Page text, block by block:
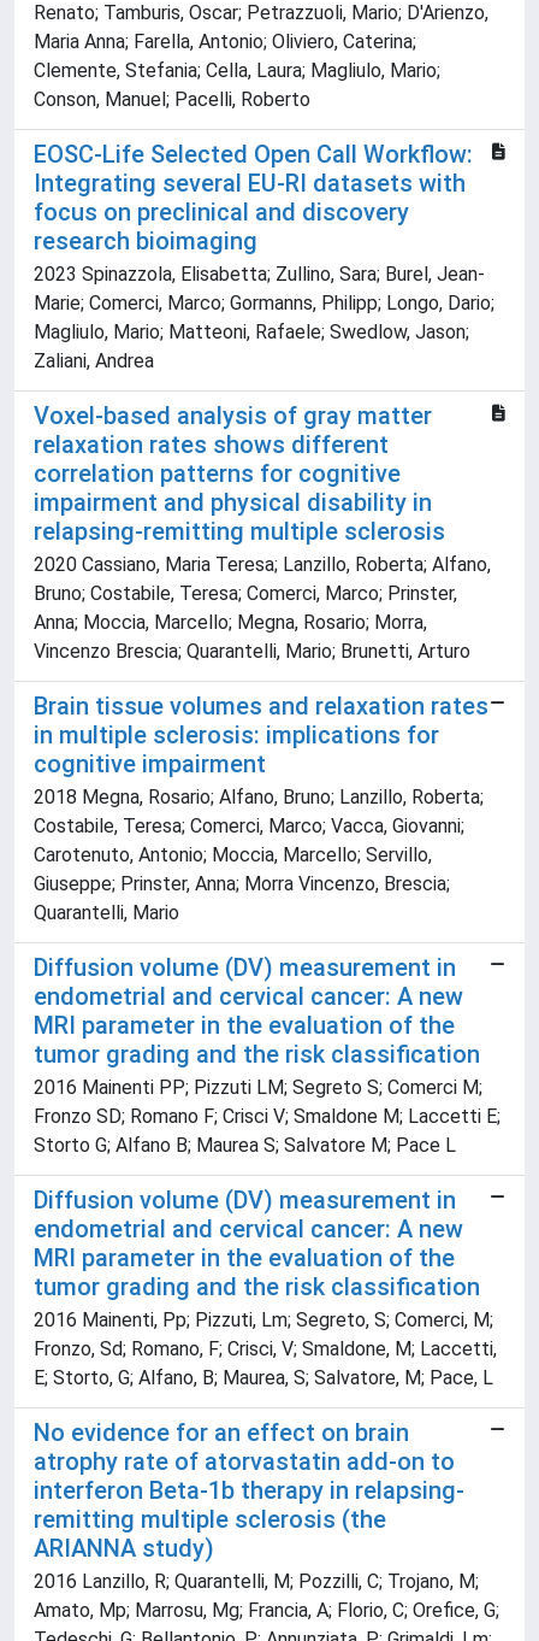
Renato; Tamburis, Oscar; Petrazzuoli, Mario; D'Arienzo,
Maria Anna; Farella, Antonio; Oliviero, Caterina;
Clemente, Stefania; Cella, Laura; Magliulo, Mario;
Conson, Manuel; Pacelli, Roberto
EOSC-Life Selected Open Call Workflow:
Integrating several EU-RI datasets with
focus on preclinical and discovery
research bioimaging
2023 Spinazzola, Elisabetta; Zullino, Sara; Burel, Jean-
Marie; Comerci, Marco; Gormanns, Philipp; Longo, Dario;
Magliulo, Mario; Matteoni, Rafaele; Swedlow, Jason;
Zaliani, Andrea
Voxel-based analysis of gray matter
relaxation rates shows different
correlation patterns for cognitive
impairment and physical disability in
relapsing-remitting multiple sclerosis
2020 Cassiano, Maria Teresa; Lanzillo, Roberta; Alfano,
Bruno; Costabile, Teresa; Comerci, Marco; Prinster,
Anna; Moccia, Marcello; Megna, Rosario; Morra,
Vincenzo Brescia; Quarantelli, Mario; Brunetti, Arturo
Brain tissue volumes and relaxation rates
in multiple sclerosis: implications for
cognitive impairment
2018 Megna, Rosario; Alfano, Bruno; Lanzillo, Roberta;
Costabile, Teresa; Comerci, Marco; Vacca, Giovanni;
Carotenuto, Antonio; Moccia, Marcello; Servillo,
Giuseppe; Prinster, Anna; Morra Vincenzo, Brescia;
Quarantelli, Mario
Diffusion volume (DV) measurement in
endometrial and cervical cancer: A new
MRI parameter in the evaluation of the
tumor grading and the risk classification
2016 Mainenti PP; Pizzuti LM; Segreto S; Comerci M;
Fronzo SD; Romano F; Crisci V; Smaldone M; Laccetti E;
Storto G; Alfano B; Maurea S; Salvatore M; Pace L
Diffusion volume (DV) measurement in
endometrial and cervical cancer: A new
MRI parameter in the evaluation of the
tumor grading and the risk classification
2016 Mainenti, Pp; Pizzuti, Lm; Segreto, S; Comerci, M;
Fronzo, Sd; Romano, F; Crisci, V; Smaldone, M; Laccetti,
E; Storto, G; Alfano, B; Maurea, S; Salvatore, M; Pace, L
No evidence for an effect on brain
atrophy rate of atorvastatin add-on to
interferon Beta-1b therapy in relapsing-
remitting multiple sclerosis (the
ARIANNA study)
2016 Lanzillo, R; Quarantelli, M; Pozzilli, C; Trojano, M;
Amato, Mp; Marrosu, Mg; Francia, A; Florio, C; Orefice, G;